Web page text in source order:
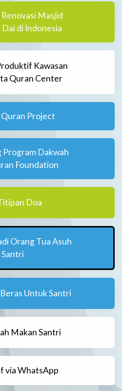
Masjid
di Indonesia
Kawasan
Quran Center
Quran Project
Program Dakwah
Foundation
Doa
Orang Tua Asuh
Santri
Untuk Santri
Makan Santri
via WhatsApp